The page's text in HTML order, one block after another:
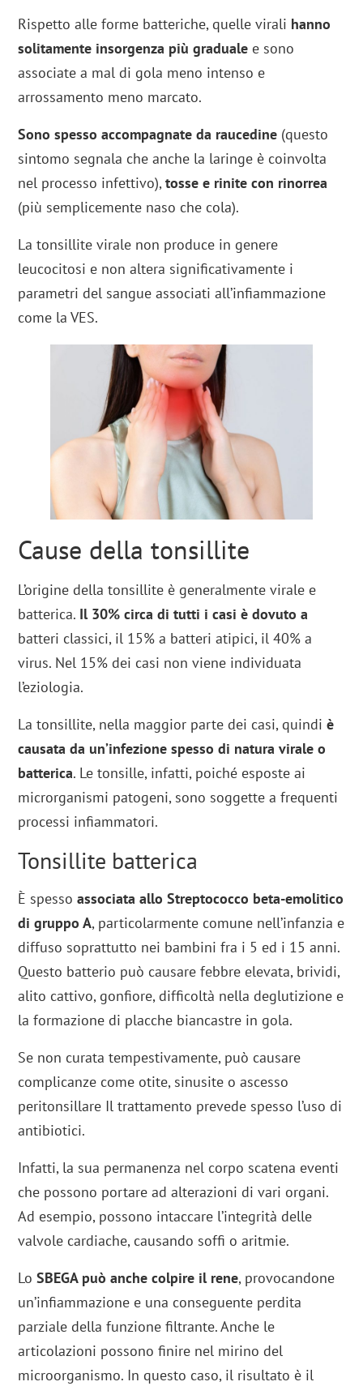
Rispetto alle forme batteriche, quelle virali hanno
solitamente insorgenza più graduale e sono
associate a mal di gola meno intenso e
arrossamento meno marcato.
Sono spesso accompagnate da raucedine (questo
sintomo segnala che anche la laringe è coinvolta
nel processo infettivo),tosse e rinite con rinorrea
(più semplicemente naso che cola).
La tonsillite virale non produce in genere
leucocitosi e non altera significativamente i
parametri del sangue associati all’infiammazione
come la VES.
Cause della tonsillite
L’origine della tonsillite è generalmente virale e
batterica. Il 30% circa di tutti i casi è dovuto a
batteri classici, il 15% a batteri atipici, il 40% a
virus. Nel 15% dei casi non viene individuata
l’eziologia.
La tonsillite, nella maggior parte dei casi, quindiè
causata da un’infezione spesso di natura virale o
batterica. Le tonsille, infatti, poiché esposte ai
microrganismi patogeni, sono soggette a frequenti
processi infiammatori.
Tonsillite batterica
È spessoassociata allo Streptococco beta-emolitico
di gruppo A, particolarmente comune nell’infanzia e
diffuso soprattutto nei bambini fra i 5 ed i 15 anni.
Questo batterio può causare febbre elevata, brividi,
alito cattivo, gonfiore, difficoltà nella deglutizione e
la formazione di placche biancastre in gola.
Se non curata tempestivamente, può causare
complicanze come otite, sinusite o ascesso
peritonsillare Il trattamento prevede spesso l’uso di
antibiotici.
Infatti, la sua permanenza nel corpo scatena eventi
che possono portare ad alterazioni di vari organi.
Ad esempio, possono intaccare l’integrità delle
valvole cardiache, causando soffi o aritmie.
LoSBEGA può anche colpire il rene, provocandone
un’infiammazione e una conseguente perdita
parziale della funzione filtrante. Anche le
articolazioni possono finire nel mirino del
microorganismo. In questo caso, il risultato è il